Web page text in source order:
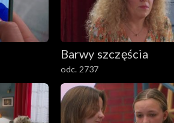
Barwy szczęścia
odc. 2737